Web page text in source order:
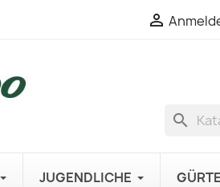

search
JUGENDLICHE